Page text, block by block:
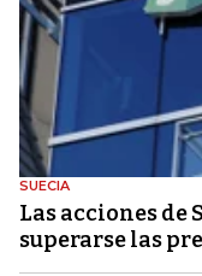
SUECIA
Las acciones
superarse las